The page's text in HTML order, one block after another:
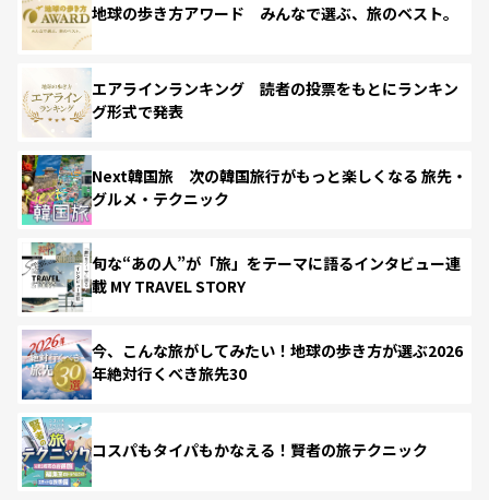
地球の歩き方アワード みんなで選ぶ、旅のベスト。
エアラインランキング 読者の投票をもとにランキン
グ形式で発表
Next韓国旅 次の韓国旅行がもっと楽しくなる 旅先・
グルメ・テクニック
旬な“あの人”が「旅」をテーマに語るインタビュー連
載 MY TRAVEL STORY
今、こんな旅がしてみたい！地球の歩き方が選ぶ2026
年絶対行くべき旅先30
コスパもタイパもかなえる！賢者の旅テクニック